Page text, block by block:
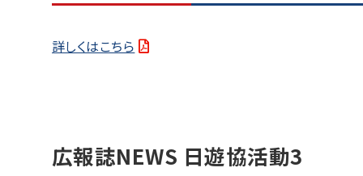
詳しくはこちら
広報誌NEWS 日遊協活動3